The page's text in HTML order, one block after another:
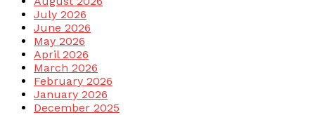
July 2026
June 2026
May 2026
April 2026
March 2026
February 2026
January 2026
December 2025